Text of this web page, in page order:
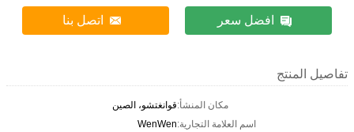
افضل سعر اتصل بنا
تفاصيل المنتج
مكان المنشأ:قوانغتشو، الصين
اسم العلامة التجارية:WenWen